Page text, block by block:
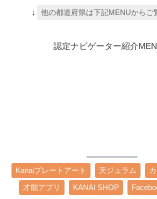
↓ 他の都道府県は下記MENUからご
認定ナビゲーター紹介
Kanaiプレートアート 天ジュラム
才能アプリ
KANAI SHOP